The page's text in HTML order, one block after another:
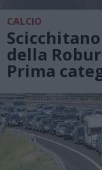
CALCIO
della
Prima